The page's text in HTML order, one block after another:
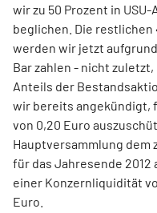
wir zu 50 Prozent in
beglichen. Die
werden wir jetzt
Bar zahlen - nicht
Anteils der
wir bereits angekündigt,
von 0,20 Euro
Hauptversammlung dem
für das Jahresende 2012
einer Konzernliquidität
Euro.